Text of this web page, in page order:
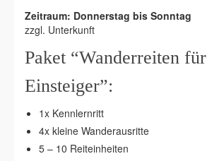
Zeitraum: Donnerstag bis Sonntag
zzgl. Unterkunft
Paket “Wanderreiten für
Einsteiger”:
1x Kennlernritt
4x kleine Wanderausritte
5 – 10 Reiteinheiten